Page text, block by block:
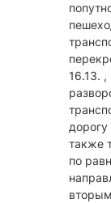
16.13.
также
по